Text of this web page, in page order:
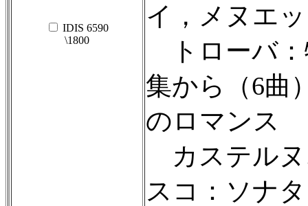
IDIS 6590
\1800
イ，メヌエ
トローバ：
集から（6曲
のロマンス
カステルヌ
スコ：ソナ